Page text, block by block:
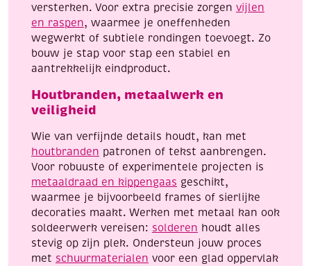
versterken. Voor extra precisie zorgen vijlen
en raspen, waarmee je oneffenheden
wegwerkt of subtiele rondingen toevoegt. Zo
bouw je stap voor stap een stabiel en
aantrekkelijk eindproduct.
Houtbranden, metaalwerk en
veiligheid
Wie van verfijnde details houdt, kan met
houtbranden patronen of tekst aanbrengen.
Voor robuuste of experimentele projecten is
metaaldraad en kippengaas geschikt,
waarmee je bijvoorbeeld frames of sierlijke
decoraties maakt. Werken met metaal kan ook
soldeerwerk vereisen: solderen houdt alles
stevig op zijn plek. Ondersteun jouw proces
met schuurmaterialen voor een glad oppervlak